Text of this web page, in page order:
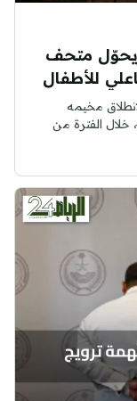
يحوّل متحف
للأطفال
مخيمه
خلال الفترة من